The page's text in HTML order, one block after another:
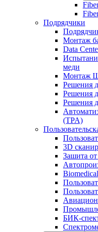
Подрядчики
Монтаж
Data
меди
Монтаж
Решения
Решения
Решения
(TPA)
3D
Зашита
БИК-